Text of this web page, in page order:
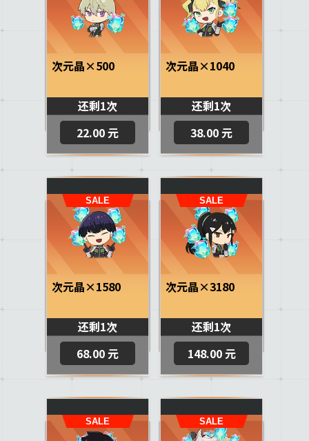
次元晶×500
还剩1次
22.00 元
次元晶×1040
还剩1次
38.00 元
次元晶×1580
还剩1次
68.00 元
次元晶×3180
还剩1次
148.00 元